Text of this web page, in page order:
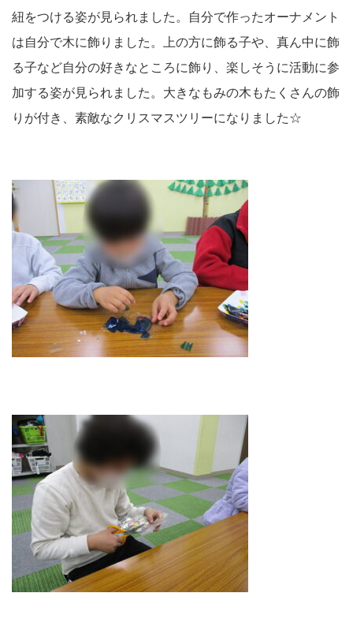
紐をつける姿が見られました。自分で作ったオーナメント
は自分で木に飾りました。上の方に飾る子や、真ん中に飾
る子など自分の好きなところに飾り、楽しそうに活動に参
加する姿が見られました。大きなもみの木もたくさんの飾
りが付き、素敵なクリスマスツリーになりました☆